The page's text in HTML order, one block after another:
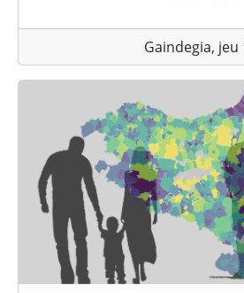
Gaindegia, jeu